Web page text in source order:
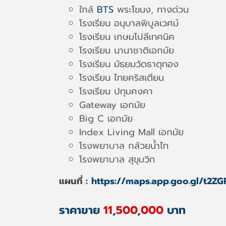
ใกล้ BTS พระโขนง, ทางด่วน
โรงเรียน อนุบาลพิบูลเวศม์
โรงเรียน เกษมโปลีเทคนิค
โรงเรียน นานาชาติเอกมัย
โรงเรียน มัธยมวัดธาตุทอง
โรงเรียน ไทยคริสเตียน
โรงเรียน ปทุมคงคา
Gateway เอกมัย
Big C เอกมัย
Index Living Mall เอกมัย
โรงพยาบาล กล้วยน้ำไท
โรงพยาบาล สุขุมวิท
แผนที่ : https://maps.app.goo.gl/
ราคาขาย 11,500,000 บาท